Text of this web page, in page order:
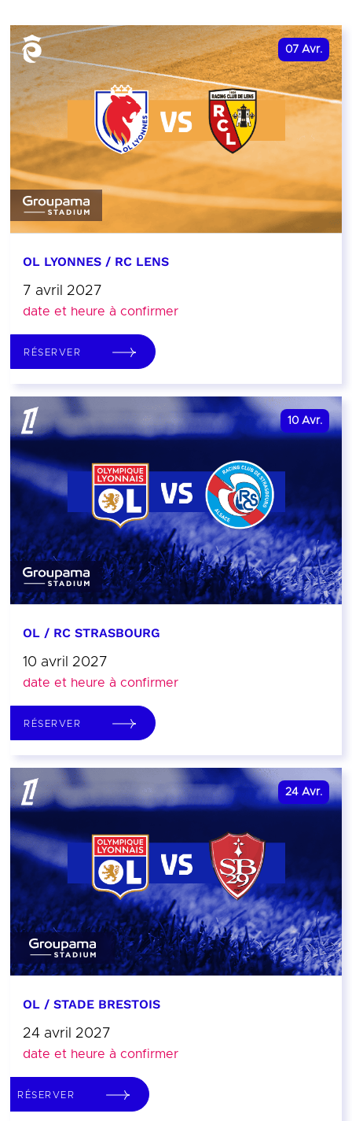
07 Avr.
OL LYONNES / RC LENS
7 avril 2027
date et heure à confirmer
RÉSERVER
10 Avr.
OL / RC STRASBOURG
10 avril 2027
date et heure à confirmer
RÉSERVER
24 Avr.
OL / STADE BRESTOIS
24 avril 2027
date et heure à confirmer
RÉSERVER